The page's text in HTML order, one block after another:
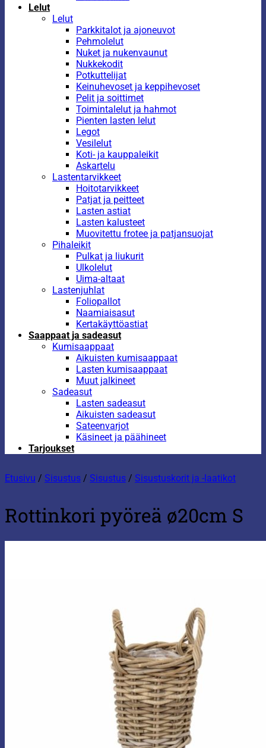
Lelut
Lelut
Parkkitalot ja ajoneuvot
Pehmolelut
Nuket ja nukenvaunut
Nukkekodit
Potkuttelijat
Keinuhevoset ja keppihevoset
Pelit ja soittimet
Toimintalelut ja hahmot
Pienten lasten lelut
Legot
Vesilelut
Koti- ja kauppaleikit
Askartelu
Lastentarvikkeet
Hoitotarvikkeet
Patjat ja peitteet
Lasten astiat
Lasten kalusteet
Muovitettu frotee ja patjansuojat
Pihaleikit
Pulkat ja liukurit
Ulkolelut
Uima-altaat
Lastenjuhlat
Foliopallot
Naamiaisasut
Kertakäyttöastiat
Saappaat ja sadeasut
Kumisaappaat
Aikuisten kumisaappaat
Lasten kumisaappaat
Muut jalkineet
Sadeasut
Lasten sadeasut
Aikuisten sadeasut
Sateenvarjot
Käsineet ja päähineet
Tarjoukset
Etusivu / Sisustus / Sisustus / Sisustuskorit ja -laatikot
Rottinkori pyöreä ø20cm S